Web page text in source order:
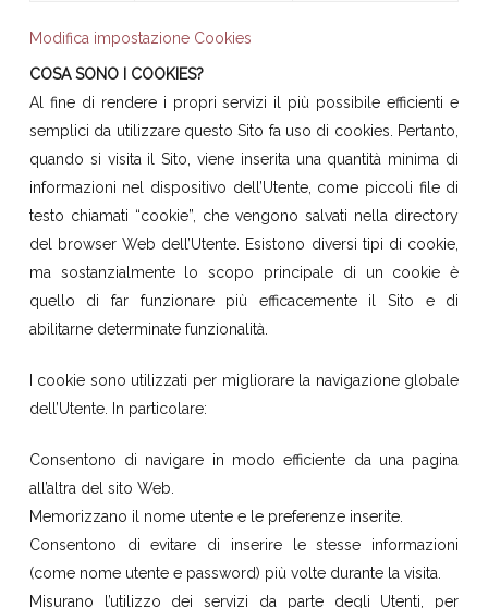
Modifica impostazione Cookies
COSA SONO I COOKIES?
Al fine di rendere i propri servizi il più possibile efficienti e
semplici da utilizzare questo Sito fa uso di cookies. Pertanto,
quando si visita il Sito, viene inserita una quantità minima di
informazioni nel dispositivo dell’Utente, come piccoli file di
testo chiamati “cookie”, che vengono salvati nella directory
del browser Web dell’Utente. Esistono diversi tipi di cookie,
ma sostanzialmente lo scopo principale di un cookie è
quello di far funzionare più efficacemente il Sito e di
abilitarne determinate funzionalità.
I cookie sono utilizzati per migliorare la navigazione globale
dell’Utente. In particolare:
Consentono di navigare in modo efficiente da una pagina
all’altra del sito Web.
Memorizzano il nome utente e le preferenze inserite.
Consentono di evitare di inserire le stesse informazioni
(come nome utente e password) più volte durante la visita.
Misurano l’utilizzo dei servizi da parte degli Utenti, per